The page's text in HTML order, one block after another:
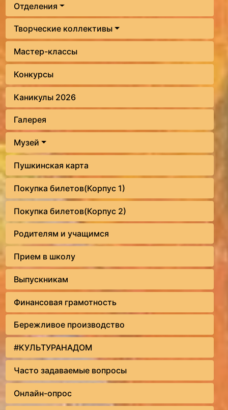
Отделения
Творческие коллективы
Мастер-классы
Конкурсы
Каникулы 2026
Галерея
Музей
Пушкинская карта
Покупка билетов(Корпус 1)
Покупка билетов(Корпус 2)
Родителям и учащимся
Прием в школу
Выпускникам
Финансовая грамотность
Бережливое производство
#КУЛЬТУРАНАДОМ
Часто задаваемые вопросы
Онлайн-опрос